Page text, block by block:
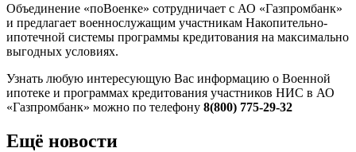
Объединение «поВоенке» сотрудничает с АО «Газпромбанк»
и предлагает военнослужащим участникам Накопительно-
ипотечной системы программы кредитования на максимально
выгодных условиях.
Узнать любую интересующую Вас информацию о Военной
ипотеке и программах кредитования участников НИС в АО
«Газпромбанк» можно по телефону 8(800) 775-29-32
Ещё новости